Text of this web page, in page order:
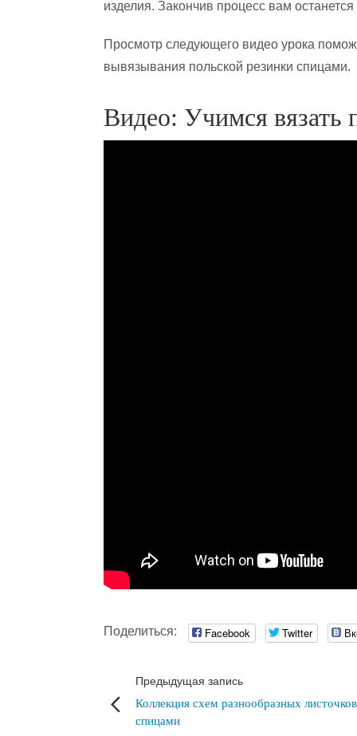
изделия. Закончив процесс вам
Просмотр следующего видео урока
вывязывания польской резинки спицами.
Видео: Учимся вязать
Поделиться: Facebook Twitter
Предыдущая запись
Коллекция схем разнообразных листочков
спицами